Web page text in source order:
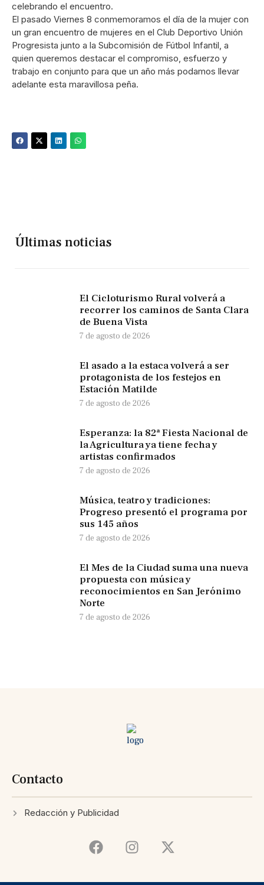
celebrando el encuentro.
El pasado Viernes 8 conmemoramos el día de la mujer con
un gran encuentro de mujeres en el Club Deportivo Unión
Progresista junto a la Subcomisión de Fútbol Infantil, a
quien queremos destacar el compromiso, esfuerzo y
trabajo en conjunto para que un año más podamos llevar
adelante esta maravillosa peña.
Últimas noticias
El Cicloturismo Rural volverá a
recorrer los caminos de Santa Clara
de Buena Vista
7 de agosto de 2026
El asado a la estaca volverá a ser
protagonista de los festejos en
Estación Matilde
7 de agosto de 2026
Esperanza: la 82ª Fiesta Nacional de
la Agricultura ya tiene fecha y
artistas confirmados
7 de agosto de 2026
Música, teatro y tradiciones:
Progreso presentó el programa por
sus 145 años
7 de agosto de 2026
El Mes de la Ciudad suma una nueva
propuesta con música y
reconocimientos en San Jerónimo
Norte
7 de agosto de 2026
Contacto
Redacción y Publicidad